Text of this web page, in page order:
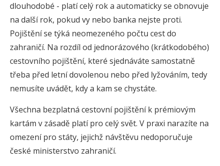
dlouhodobé - platí celý rok a automaticky se obnovuje
na další rok, pokud vy nebo banka nejste proti.
Pojištění se týká neomezeného počtu cest do
zahraničí. Na rozdíl od jednorázového (krátkodobého)
cestovního pojištění, které sjednáváte samostatně
třeba před letní dovolenou nebo před lyžováním, tedy
nemusíte uvádět, kdy a kam se chystáte.
Všechna bezplatná cestovní pojištění k prémiovým
kartám v zásadě platí pro celý svět. V praxi narazíte na
omezení pro státy, jejichž návštěvu nedoporučuje
české ministerstvo zahraničí.